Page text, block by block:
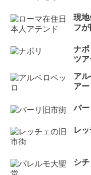
現地
フ
ナ
ツ
ア
アー
バ
レ
シ